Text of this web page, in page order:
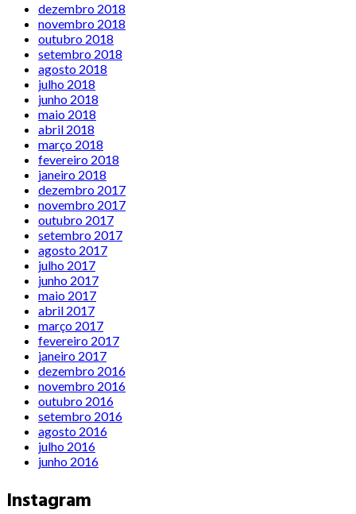
dezembro 2018
novembro 2018
outubro 2018
setembro 2018
agosto 2018
julho 2018
junho 2018
maio 2018
abril 2018
março 2018
fevereiro 2018
janeiro 2018
dezembro 2017
novembro 2017
outubro 2017
setembro 2017
agosto 2017
julho 2017
junho 2017
maio 2017
abril 2017
março 2017
fevereiro 2017
janeiro 2017
dezembro 2016
novembro 2016
outubro 2016
setembro 2016
agosto 2016
julho 2016
junho 2016
Instagram